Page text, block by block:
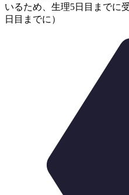
いるため、生理5日目までに
日目までに）